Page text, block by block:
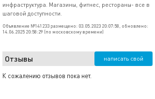
инфраструктура. Магазины, фитнес, рестораны- все в
шаговой доступности.
Объявление №141233 размещено: 03.05.2023 20:07:58, обновлено:
14.06.2025 20:58:29 (по московскому времени)
Отзывы написать свой
К сожалению отзывов пока нет.